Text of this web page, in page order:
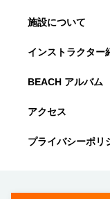
施設について
インストラクター
BEACH アルバム
アクセス
プライバシーポリ